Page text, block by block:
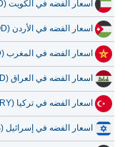
10 يوليو 2026
9 يوليو 2026
8 يوليو 2026
اسعار الفضه في الكويت (KWD)
اسعار الفضه في الأردن (JOD)
اسعار الفضه في المغرب (MAD)
اسعار الفضه في العراق (IQD)
اسعار الفضه في تركيا (TRY)
اسعار الفضه في إسرائيل (ILS)